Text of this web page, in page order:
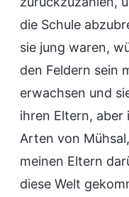
die Schule
sie jung waren,
den Feldern sein
erwachsen und
ihren Eltern, aber
Arten von
meinen Eltern
diese Welt